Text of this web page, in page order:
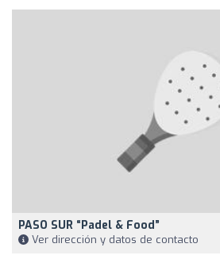
PASO SUR “Padel & Food”
Ver dirección y datos de contacto